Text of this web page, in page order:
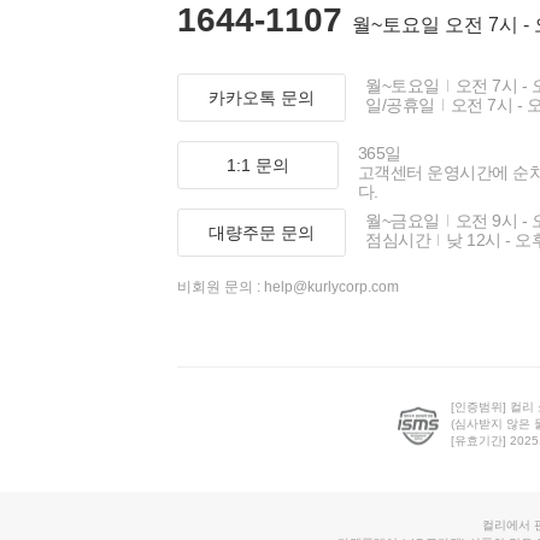
1644-1107 월~토요일 오전 7시 -
카카오톡 문의
월~토요일
오전 7시 -
일/공휴일
오전 7시 -
1:1 문의
365일
고객센터 운영시간에 순
다.
대량주문 문의
월~금요일
오전 9시 -
점심시간
낮 12시 - 오
비회원 문의 : help@kurlycorp.com
[인증범위] 컬리
(심사받지 않은
[유효기간]
컬리에서